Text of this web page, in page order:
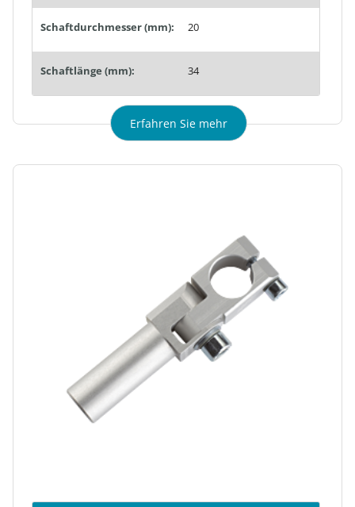
Schaftdurchmesser (mm): 20
Schaftlänge (mm): 34
Erfahren Sie mehr